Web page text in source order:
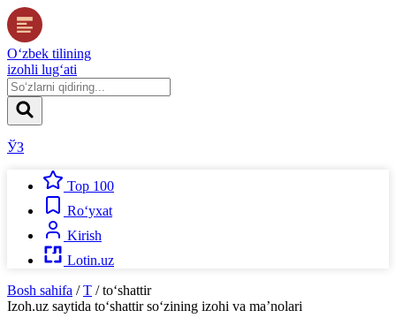
O‘zbek tilining
izohli lug‘ati
ЎЗ
Top 100
Ro‘yxat
Kirish
Lotin.uz
Bosh sahifa / T / to‘shattir
Izoh.uz saytida to‘shattirso‘zining izohi va ma’nolari